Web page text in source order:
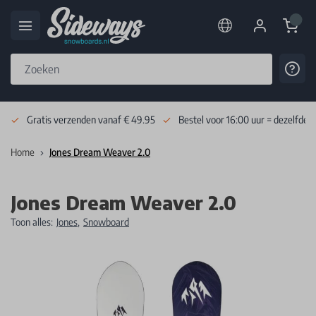
Cart
Gratis verzenden vanaf € 49.95 Bestel voor 16:00 uur = dezelfde
Home Jones Dream Weaver 2.0
Jones Dream Weaver 2.0
Toon alles: Jones, Snowboard